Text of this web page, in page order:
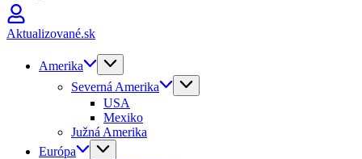
Aktualizované.sk
Amerika
Severná Amerika
USA
Mexiko
Južná Amerika
Európa